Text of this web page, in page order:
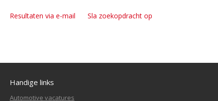
Resultaten via e-mail Sla zoekopdracht op
Handige links
Automotive vacatures